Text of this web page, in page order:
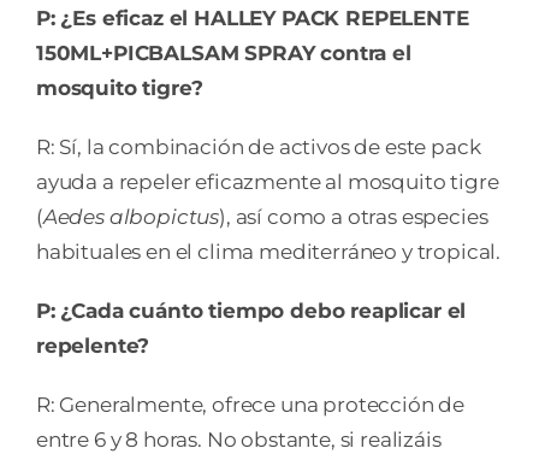
P: ¿Es eficaz el HALLEY PACK REPELENTE
150ML+PICBALSAM SPRAY contra el
mosquito tigre?
R: Sí, la combinación de activos de este pack
ayuda a repeler eficazmente al mosquito tigre
(Aedes albopictus), así como a otras especies
habituales en el clima mediterráneo y tropical.
P: ¿Cada cuánto tiempo debo reaplicar el
repelente?
R: Generalmente, ofrece una protección de
entre 6 y 8 horas. No obstante, si realizáis